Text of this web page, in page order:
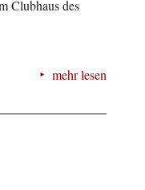
Clubhaus des
mehr lesen